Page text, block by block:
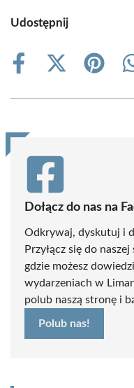
Udostępnij
Share
Share
(Twitter)
Share
Dołącz do nas na
Odkrywaj, dyskutuj i
Przyłącz się do
gdzie możesz
wydarzeniach w
polub naszą stronę i
Polub nas!